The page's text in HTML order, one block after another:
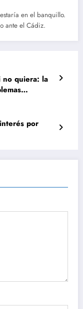
en el banquillo.
ante el Cádiz.
no quiera: la
por